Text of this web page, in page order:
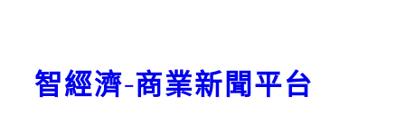
智經濟-商業新聞平台